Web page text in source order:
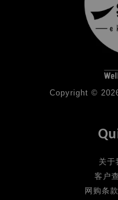
Copyright ©
关
客户
网购条